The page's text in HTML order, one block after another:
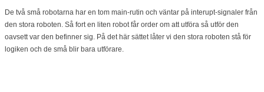
De två små robotarna har en tom main-rutin och väntar på interupt-signaler från
den stora roboten. Så fort en liten robot får order om att utföra så utför den
oavsett var den befinner sig. På det här sättet låter vi den stora roboten stå för
logiken och de små blir bara utförare.